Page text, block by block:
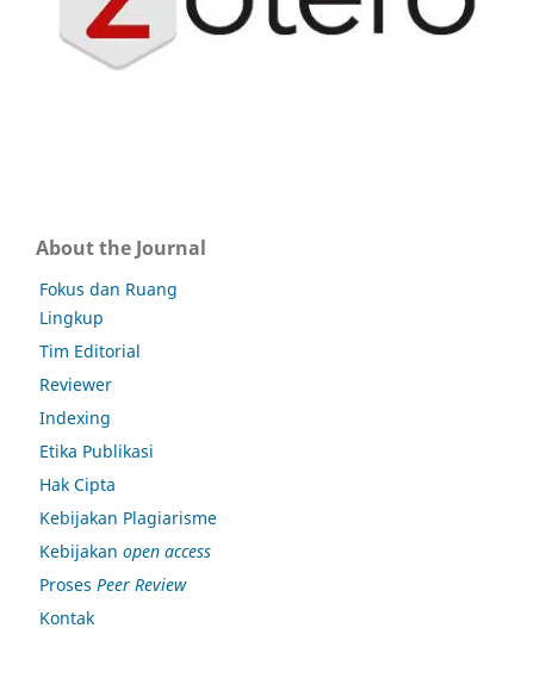
About the Journal
Fokus dan Ruang
Lingkup
Tim Editorial
Reviewer
Indexing
Etika Publikasi
Hak Cipta
Kebijakan Plagiarisme
Kebijakan open access
Proses Peer Review
Kontak